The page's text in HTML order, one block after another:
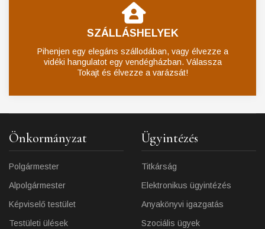
SZÁLLÁSHELYEK
Pihenjen egy elegáns szállodában, vagy élvezze a
vidéki hangulatot egy vendégházban. Válassza
Tokajt és élvezze a varázsát!
Önkormányzat
Polgármester
Alpolgármester
Képviselő testület
Testületi ülések
Ügyintézés
Titkárság
Elektronikus ügyintézés
Anyakönyvi igazgatás
Szociális ügyek